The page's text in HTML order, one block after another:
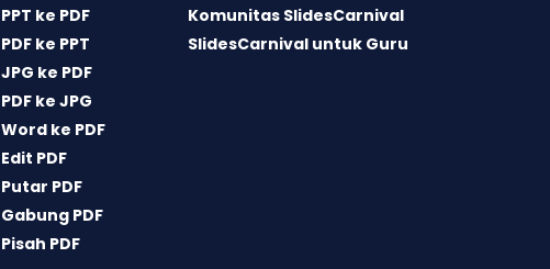
PPT ke PDF
PDF ke PPT
JPG ke PDF
PDF ke JPG
Word ke PDF
Edit PDF
Putar PDF
Gabung PDF
Pisah PDF
Komunitas SlidesCarnival
SlidesCarnival untuk Guru